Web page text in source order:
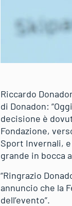
Riccardo
di Donadon:
decisione è
Fondazione,
Sport Invernali,
grande in bocca
“Ringrazio
annuncio che la
dell’evento”.